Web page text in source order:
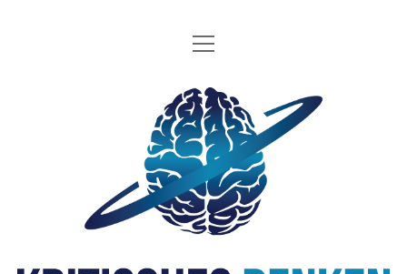
INFO
ÜBER UNS
WAS IST KRITISCHES DENKEN?
GÄSTE
THEMEN
Menü
öffnen
Kritisches
Podcast